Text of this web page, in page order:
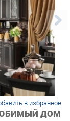
в избранное
ДОМ